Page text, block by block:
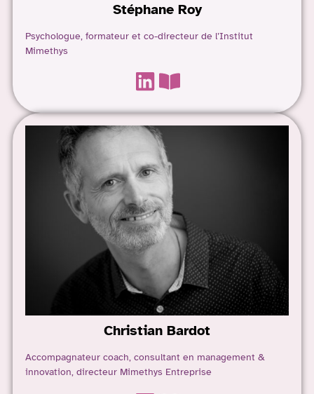
StéphaneRoy
Psychologue, formateur et co-directeur de l’Institut
Mimethys
Christian Bardot
Accompagnateur coach, consultant en management &
innovation, directeur Mimethys Entreprise